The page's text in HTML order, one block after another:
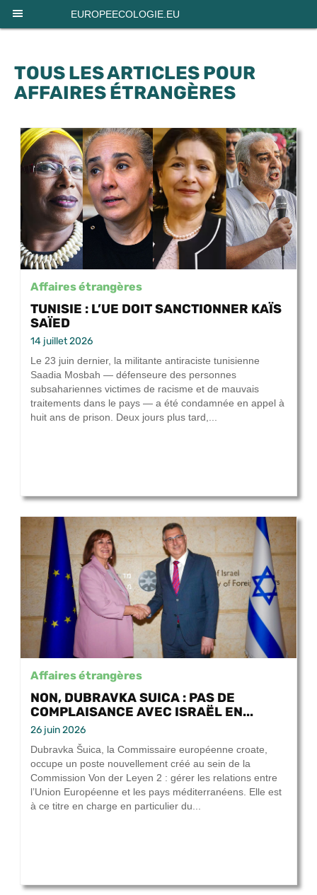
EUROPEECOLOGIE.EU
TOUS LES ARTICLES POUR
AFFAIRES ÉTRANGÈRES
Affaires étrangères
TUNISIE : L’UE DOIT SANCTIONNER KAÏS
SAÏED
14 juillet 2026
Le 23 juin dernier, la militante antiraciste tunisienne
Saadia Mosbah — défenseure des personnes
subsahariennes victimes de racisme et de mauvais
traitements dans le pays — a été condamnée en appel à
huit ans de prison. Deux jours plus tard,...
Affaires étrangères
NON, DUBRAVKA SUICA : PAS DE
COMPLAISANCE AVEC ISRAËL EN...
26 juin 2026
Dubravka Šuica, la Commissaire européenne croate,
occupe un poste nouvellement créé au sein de la
Commission Von der Leyen 2 : gérer les relations entre
l’Union Européenne et les pays méditerranéens. Elle est
à ce titre en charge en particulier du...